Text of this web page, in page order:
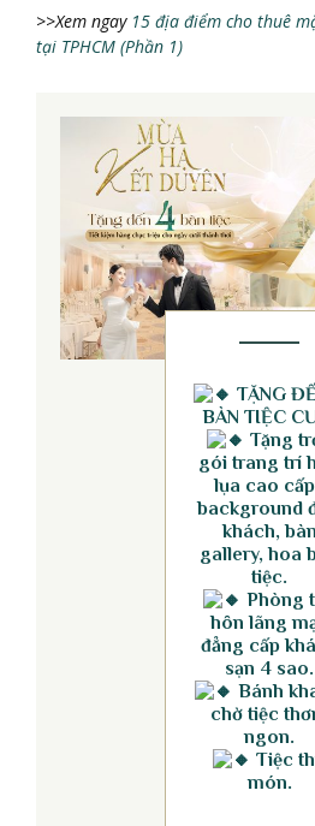
>>Xem ngay 15 địa điểm cho thuê
tại TPHCM (Phần 1)
TẶNG
BÀN TIỆC
Tặng
gói trang trí
lụa cao
background
khách, bàn
gallery, hoa
tiệc.
Phòng
hôn lãng
đẳng cấp
sạn 4 sao.
Bánh
chờ tiệc
ngon.
Tiệc
món.